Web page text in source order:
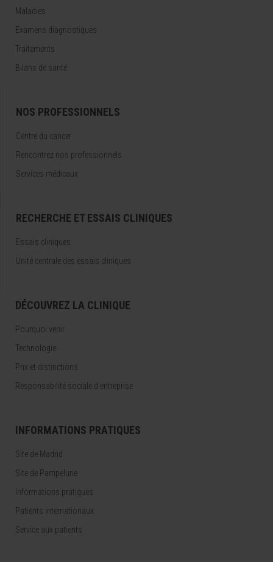
Maladies
Examens diagnostiques
Traitements
Bilans de santé
NOS PROFESSIONNELS
Centre du cancer
Rencontrez nos professionnels
Services médicaux
RECHERCHE ET ESSAIS CLINIQUES
Essais cliniques
Unité centrale des essais cliniques
DÉCOUVREZ LA CLINIQUE
Pourquoi venir
Technologie
Prix et distinctions
Responsabilité sociale d'entreprise
INFORMATIONS PRATIQUES
Site de Madrid
Site de Pampelune
Informations pratiques
Patients internationaux
Service aux patients